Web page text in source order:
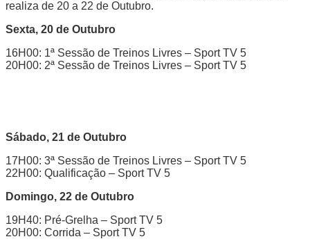
realiza de 20 a 22 de Outubro.
Sexta, 20 de Outubro
16H00: 1ª Sessão de Treinos Livres – Sport TV 5
20H00: 2ª Sessão de Treinos Livres – Sport TV 5
Sábado, 21 de Outubro
17H00: 3ª Sessão de Treinos Livres – Sport TV 5
22H00: Qualificação – Sport TV 5
Domingo, 22 de Outubro
19H40: Pré-Grelha – Sport TV 5
20H00: Corrida – Sport TV 5